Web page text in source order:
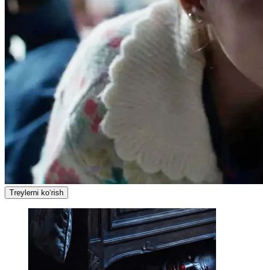
Treylerni ko‘rish